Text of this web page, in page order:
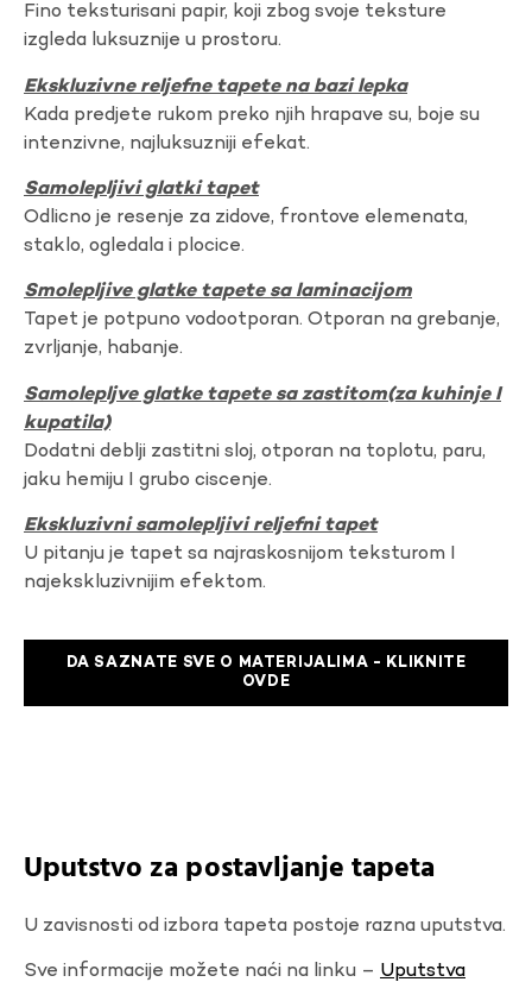
Fino teksturisani papir, koji zbog svoje teksture
izgleda luksuznije u prostoru.
Ekskluzivne reljefne tapete na bazi lepka
Kada predjete rukom preko njih hrapave su, boje su
intenzivne, najluksuzniji efekat.
Samolepljivi glatki tapet
Odlicno je resenje za zidove, frontove elemenata,
staklo, ogledala i plocice.
Smolepljive glatke tapete sa laminacijom
Tapet je potpuno vodootporan. Otporan na grebanje,
zvrljanje, habanje.
Samolepljve glatke tapete sa zastitom(za kuhinje I
kupatila)
Dodatni deblji zastitni sloj, otporan na toplotu, paru,
jaku hemiju I grubo ciscenje.
Ekskluzivni samolepljivi reljefni tapet
U pitanju je tapet sa najraskosnijom teksturom I
najekskluzivnijim efektom.
DA SAZNATE SVE O MATERIJALIMA - KLIKNITE
OVDE
Uputstvo za postavljanje tapeta
U zavisnosti od izbora tapeta postoje razna uputstva.
Sve informacije možete naći na linku – Uputstva